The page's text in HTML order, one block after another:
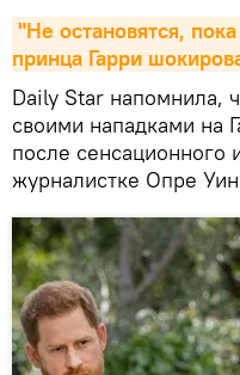
"Не остановятся,
принца Гарри
Daily Star напомнила,
своими нападками на
после сенсационного
журналистке Опре